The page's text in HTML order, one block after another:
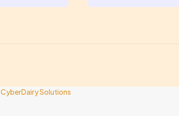
CyberDairy Solutions